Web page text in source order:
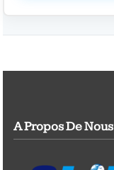
A Propos De Nous